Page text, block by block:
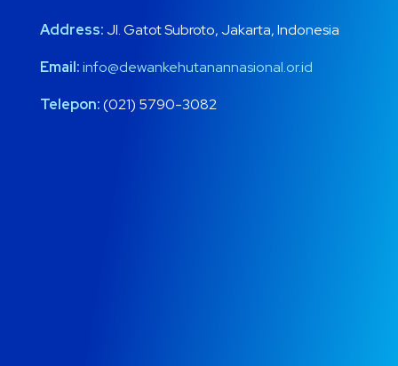
Address: Jl. Gatot Subroto, Jakarta, Indonesia
Email:info@dewankehutanannasional.or.id
Telepon:(021) 5790-3082